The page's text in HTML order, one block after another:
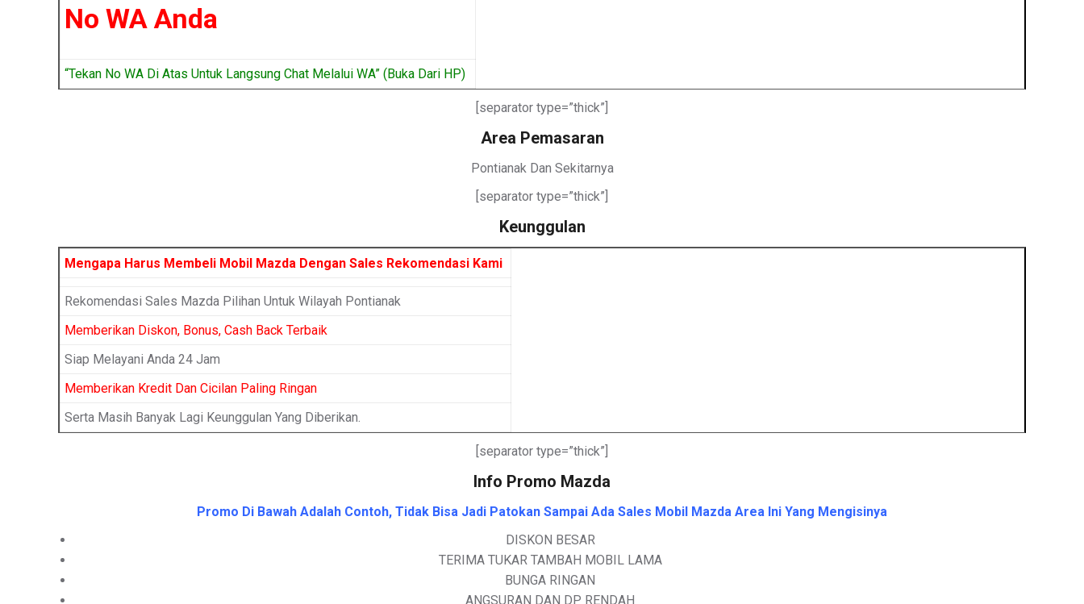
No WA Anda
“Tekan No WA Di Atas Untuk Langsung Chat Melalui WA” (Buka Dari HP)
[separator type=”thick”]
Area Pemasaran
Pontianak Dan Sekitarnya
[separator type=”thick”]
Keunggulan
Mengapa Harus Membeli Mobil Mazda Dengan Sales Rekomendasi Kami
Rekomendasi Sales Mazda Pilihan Untuk Wilayah Pontianak
Memberikan Diskon, Bonus, Cash Back Terbaik
Siap Melayani Anda 24 Jam
Memberikan Kredit Dan Cicilan Paling Ringan
Serta Masih Banyak Lagi Keunggulan Yang Diberikan.
[separator type=”thick”]
Info Promo Mazda
Promo Di Bawah Adalah Contoh, Tidak Bisa Jadi Patokan Sampai Ada Sales Mobil Mazda Area Ini Yang Mengisinya
DISKON BESAR
TERIMA TUKAR TAMBAH MOBIL LAMA
BUNGA RINGAN
ANGSURAN DAN DP RENDAH